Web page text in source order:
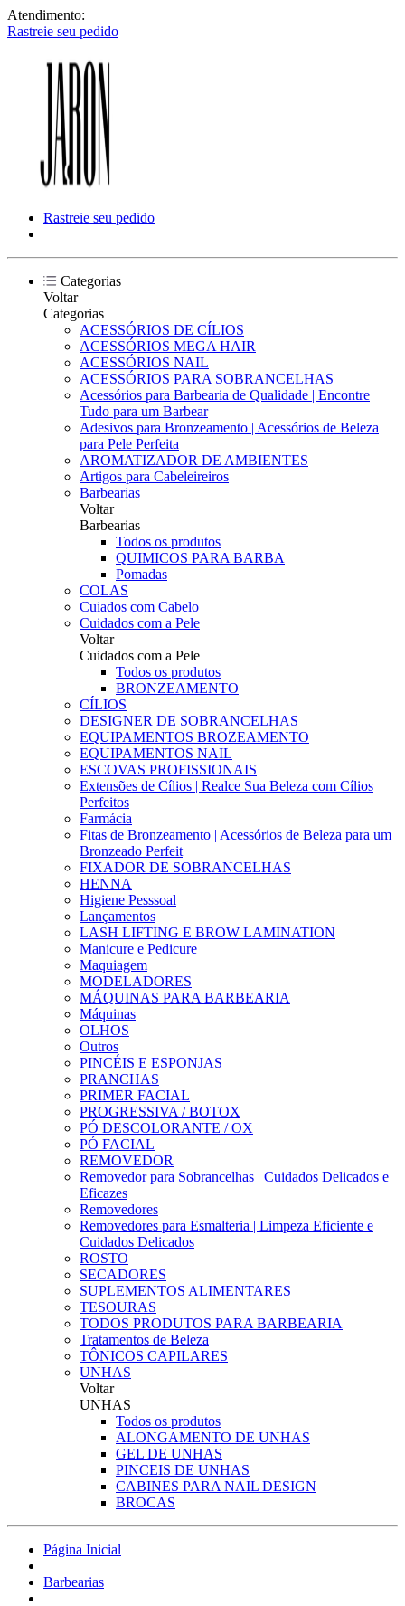
Atendimento:
Rastreie seu pedido
Rastreie seu pedido
Categorias
Voltar
Categorias
ACESSÓRIOS DE CÍLIOS
ACESSÓRIOS MEGA HAIR
ACESSÓRIOS NAIL
ACESSÓRIOS PARA SOBRANCELHAS
Acessórios para Barbearia de Qualidade | Encontre
Tudo para um Barbear
Adesivos para Bronzeamento | Acessórios de Beleza
para Pele Perfeita
AROMATIZADOR DE AMBIENTES
Artigos para Cabeleireiros
Barbearias
Voltar
Barbearias
Todos os produtos
QUIMICOS PARA BARBA
Pomadas
COLAS
Cuiados com Cabelo
Cuidados com a Pele
Voltar
Cuidados com a Pele
Todos os produtos
BRONZEAMENTO
CÍLIOS
DESIGNER DE SOBRANCELHAS
EQUIPAMENTOS BROZEAMENTO
EQUIPAMENTOS NAIL
ESCOVAS PROFISSIONAIS
Extensões de Cílios | Realce Sua Beleza com Cílios
Perfeitos
Farmácia
Fitas de Bronzeamento | Acessórios de Beleza para um
Bronzeado Perfeit
FIXADOR DE SOBRANCELHAS
HENNA
Higiene Pesssoal
Lançamentos
LASH LIFTING E BROW LAMINATION
Manicure e Pedicure
Maquiagem
MODELADORES
MÁQUINAS PARA BARBEARIA
Máquinas
OLHOS
Outros
PINCÉIS E ESPONJAS
PRANCHAS
PRIMER FACIAL
PROGRESSIVA / BOTOX
PÓ DESCOLORANTE / OX
PÓ FACIAL
REMOVEDOR
Removedor para Sobrancelhas | Cuidados Delicados e
Eficazes
Removedores
Removedores para Esmalteria | Limpeza Eficiente e
Cuidados Delicados
ROSTO
SECADORES
SUPLEMENTOS ALIMENTARES
TESOURAS
TODOS PRODUTOS PARA BARBEARIA
Tratamentos de Beleza
TÔNICOS CAPILARES
UNHAS
Voltar
UNHAS
Todos os produtos
ALONGAMENTO DE UNHAS
GEL DE UNHAS
PINCEIS DE UNHAS
CABINES PARA NAIL DESIGN
BROCAS
Página Inicial
Barbearias